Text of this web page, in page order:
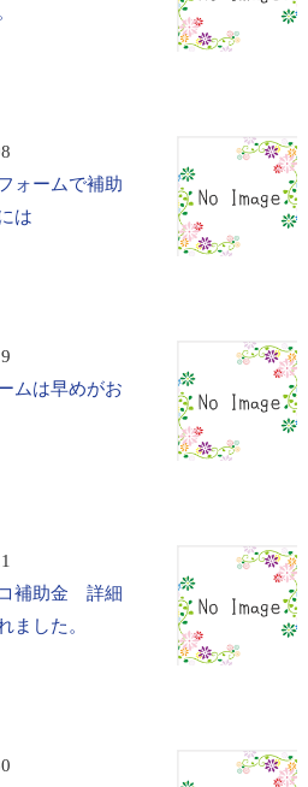
ォームで補助
は
ムは早めがお
補助金 詳細
ました。